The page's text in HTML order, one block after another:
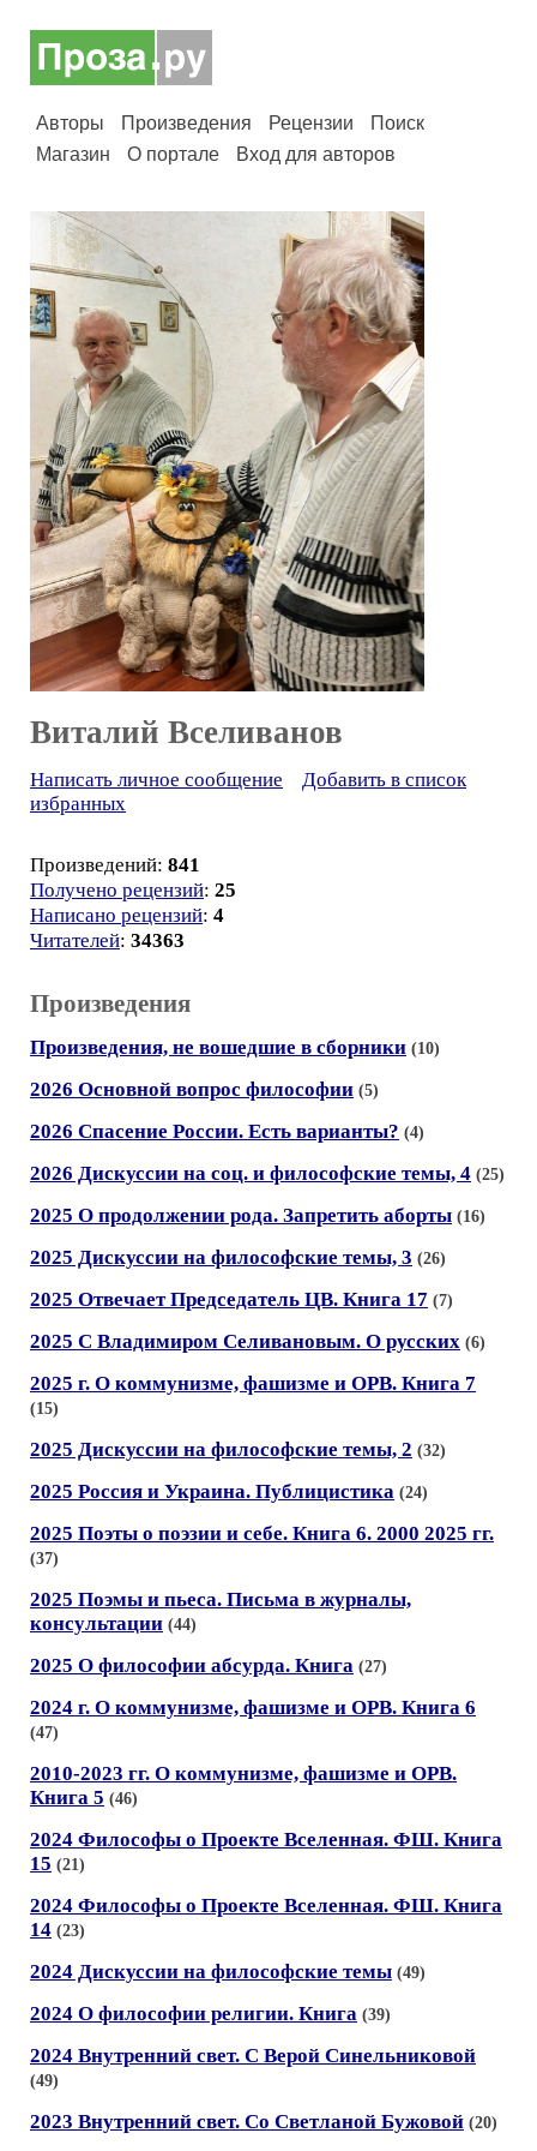
Авторы Произведения Рецензии
Поиск
Магазин
О портале Вход для авторов
Виталий Вселиванов
Написать личное сообщение
Добавить в список
избранных
Произведений: 841
Получено рецензий: 25
Написано рецензий: 4
Читателей: 34363
Произведения
Произведения, не вошедшие в сборники (10)
2026 Основной вопрос философии (5)
2026 Спасение России. Есть варианты? (4)
2026 Дискуссии на соц. и философские темы, 4 (25)
2025 О продолжении рода. Запретить аборты (16)
2025 Дискуссии на философские темы, 3 (26)
2025 Отвечает Председатель ЦВ. Книга 17 (7)
2025 С Владимиром Селивановым. О русских (6)
2025 г. О коммунизме, фашизме и ОРВ. Книга 7
(15)
2025 Дискуссии на философские темы, 2 (32)
2025 Россия и Украина. Публицистика (24)
2025 Поэты о поэзии и себе. Книга 6. 2000 2025 гг.
(37)
2025 Поэмы и пьеса. Письма в журналы,
консультации (44)
2025 О философии абсурда. Книга (27)
2024 г. О коммунизме, фашизме и ОРВ. Книга 6
(47)
2010-2023 гг. О коммунизме, фашизме и ОРВ.
Книга 5 (46)
2024 Философы о Проекте Вселенная. ФШ. Книга
15 (21)
2024 Философы о Проекте Вселенная. ФШ. Книга
14 (23)
2024 Дискуссии на философские темы (49)
2024 О философии религии. Книга (39)
2024 Внутренний свет. С Верой Синельниковой
(49)
2023 Внутренний свет. Со Светланой Бужовой (20)